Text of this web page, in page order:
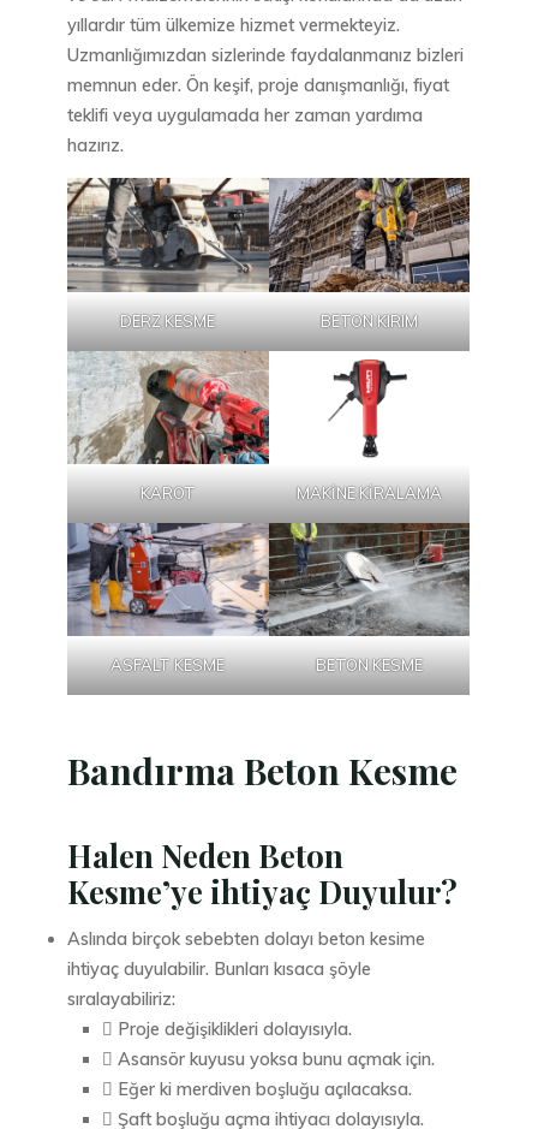
yıllardır tüm ülkemize hizmet vermekteyiz.
Uzmanlığımızdan sizlerinde faydalanmanız bizleri
memnun eder. Ön keşif, proje danışmanlığı, fiyat
teklifi veya uygulamada her zaman yardıma
hazırız.
DERZ KESME BETON KIRIM
KAROT MAKİNE KİRALAMA
ASFALT KESME BETON KESME
Bandırma Beton Kesme
Halen Neden Beton
Kesme’ye ihtiyaç Duyulur?
Aslında birçok sebebten dolayı beton kesime
ihtiyaç duyulabilir. Bunları kısaca şöyle
sıralayabiliriz:
 Proje değişiklikleri dolayısıyla.
 Asansör kuyusu yoksa bunu açmak için.
 Eğer ki merdiven boşluğu açılacaksa.
 Şaft boşluğu açma ihtiyacı dolayısıyla.